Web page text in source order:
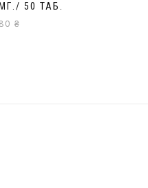
МГ./ 50 ТАБ.
₴